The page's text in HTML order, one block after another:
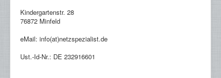
Kindergartenstr. 28
76872 Minfeld
eMail: info(at)netzspezialist.de
Ust.-Id-Nr.: DE 232916601